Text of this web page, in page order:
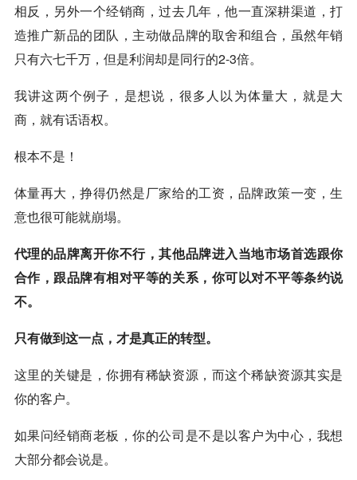
相反，另外一个经销商，过去几年，他一直深耕渠道，打
造推广新品的团队，主动做品牌的取舍和组合，虽然年销
只有六七千万，但是利润却是同行的2-3倍。
我讲这两个例子，是想说，很多人以为体量大，就是大
商，就有话语权。
根本不是！
体量再大，挣得仍然是厂家给的工资，品牌政策一变，生
意也很可能就崩塌。
代理的品牌离开你不行，其他品牌进入当地市场首选跟你
合作，跟品牌有相对平等的关系，你可以对不平等条约说
不。
只有做到这一点，才是真正的转型。
这里的关键是，你拥有稀缺资源，而这个稀缺资源其实是
你的客户。
如果问经销商老板，你的公司是不是以客户为中心，我想
大部分都会说是。